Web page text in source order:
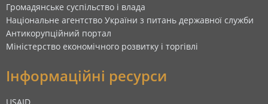
Громадянське суспільство і влада
Національне агентство України з питань державної служби
Антикорупційний портал
Міністерство економічного розвитку і торгівлі
Інформаційні ресурси